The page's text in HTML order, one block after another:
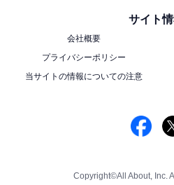
サイト
会社概要
プライバシーポリシー
当サイトの情報についての注意
Copyright©All About, Inc.